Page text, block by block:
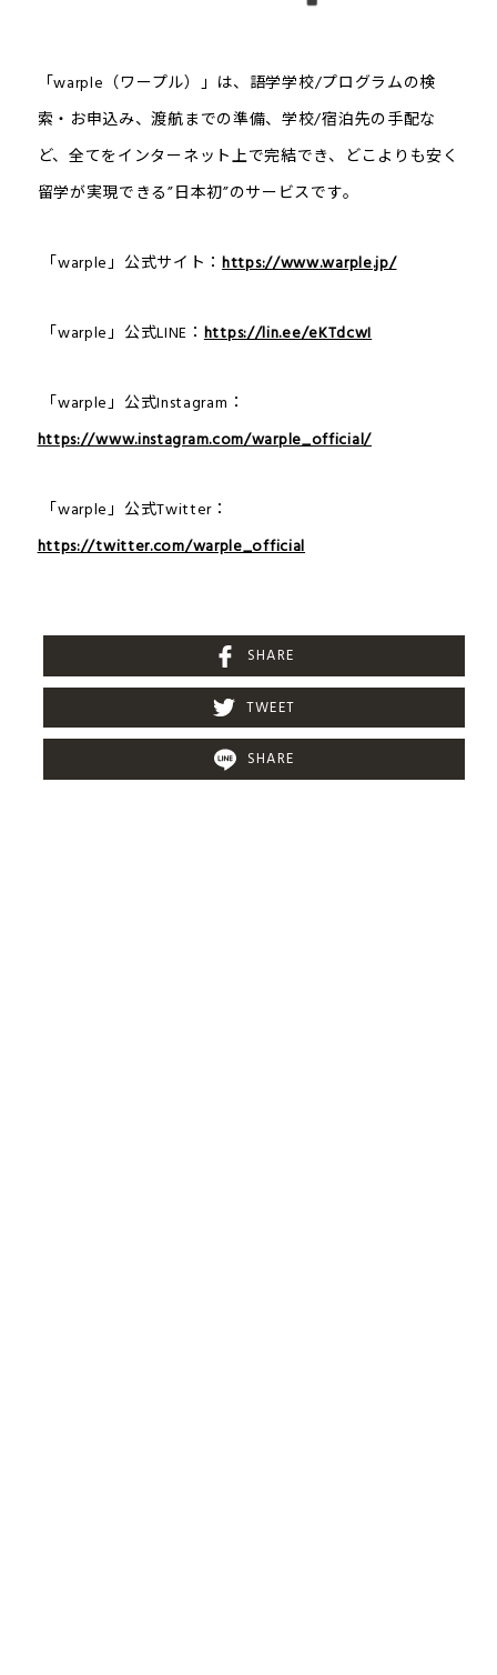
「warple（ワープル）」は、語学学校/プログラムの検
索・お申込み、渡航までの準備、学校/宿泊先の手配な
ど、全てをインターネット上で完結でき、どこよりも安く
留学が実現できる”日本初”のサービスです。
「warple」公式サイト：https://www.warple.jp/
「warple」公式LINE： https://lin.ee/eKTdcwI
「warple」公式Instagram：
https://www.instagram.com/warple_official/
「warple」公式Twitter：
https://twitter.com/warple_official
SHARE
TWEET
SHARE